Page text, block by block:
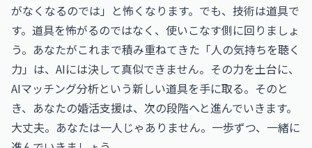
がなくなるのでは」と怖くなります。でも、技術は道具で
す。道具を怖がるのではなく、使いこなす側に回りましょ
う。あなたがこれまで積み重ねてきた「人の気持ちを聴く
力」は、AIには決して真似できません。その力を土台に、
AIマッチング分析という新しい道具を手に取る。そのと
き、あなたの婚活支援は、次の段階へと進んでいきます。
大丈夫。あなたは一人じゃありません。一歩ずつ、一緒に